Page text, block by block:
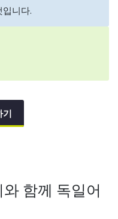
니다.
기
함께 독일어